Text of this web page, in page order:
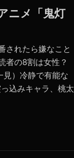
ニメ「鬼灯
されたら嫌なこと
者の8割は女性？
見）冷静で有能な
込みキャラ、桃太